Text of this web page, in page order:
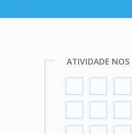
ATIVIDADE